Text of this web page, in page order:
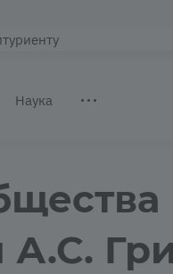
Наука
А.С.